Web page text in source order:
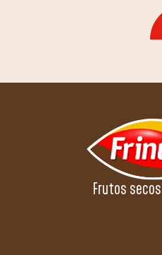
Frutos